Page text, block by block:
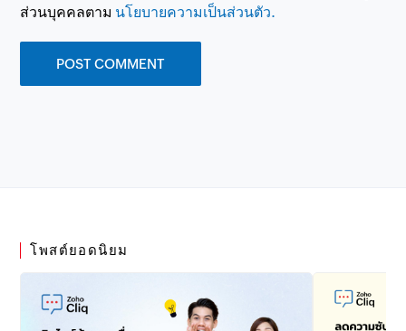
ส่วนบุคคลตาม นโยบายความเป็นส่วนตัว.
โพสต์ยอดนิยม